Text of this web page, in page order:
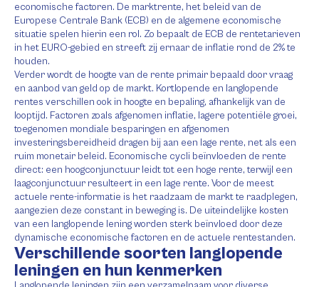
economische factoren. De marktrente, het beleid van de
Europese Centrale Bank (ECB) en de algemene economische
situatie spelen hierin een rol. Zo bepaalt de ECB de rentetarieven
in het EURO-gebied en streeft zij ernaar de inflatie rond de 2% te
houden.
Verder wordt de hoogte van de rente primair bepaald door vraag
en aanbod van geld op de markt. Kortlopende en langlopende
rentes verschillen ook in hoogte en bepaling, afhankelijk van de
looptijd. Factoren zoals afgenomen inflatie, lagere potentiële groei,
toegenomen mondiale besparingen en afgenomen
investeringsbereidheid dragen bij aan een lage rente, net als een
ruim monetair beleid. Economische cycli beïnvloeden de rente
direct: een hoogconjunctuur leidt tot een hoge rente, terwijl een
laagconjunctuur resulteert in een lage rente. Voor de meest
actuele rente-informatie is het raadzaam de markt te raadplegen,
aangezien deze constant in beweging is. De uiteindelijke kosten
van een langlopende lening worden sterk beïnvloed door deze
dynamische economische factoren en de actuele rentestanden.
Verschillende soorten langlopende
leningen en hun kenmerken